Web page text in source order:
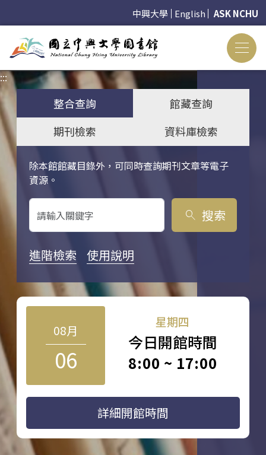
中興大學 English ASK NCHU
:::
整合查詢
館藏查詢
期刊檢索
資料庫檢索
除本館館藏目錄外，可同時查詢期刊文章等電子
資源。
關鍵字搜尋
search 搜索
進階檢索 使用說明
08月
06
星期四
今日開館時間
8:00 ~ 17:00
詳細開館時間